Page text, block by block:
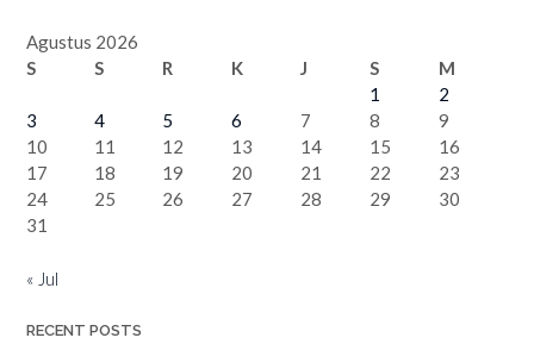
Agustus 2026
S
S R K J S
M
1
2
3
4 5 6 7 8
9
10
11 12 13 14 15
16
17
18 19 20 21 22
23
24
25 26 27 28 29
30
31
« Jul
RECENT POSTS